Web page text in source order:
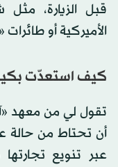
قبل الزيارة، مثل
الأميركية أو طائرات
كيف استعدّت
تقول لي من معهد
أن تحتاط من حالة
عبر تنويع